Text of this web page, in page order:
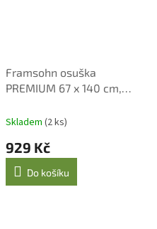
Framsohn osuška
PREMIUM 67 x 140 cm,
Skladem (2 ks)
929 Kč
Do košíku